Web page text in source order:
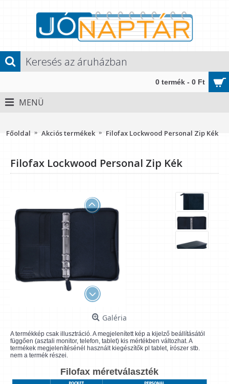
0 termék - 0 Ft
MENÜ
Főoldal Akciós termékek Filofax Lockwood Personal Zip Kék
Filofax Lockwood Personal Zip Kék
Galéria
A termékkép csak illusztráció. A megjelenített kép a kijelző beállításától
függően (asztali monitor, telefon, tablet) kis mértékben változhat. A
termékek megjelenítésénél használt kiegészítők pl tablet, írószer stb.
nem a termék részei.
Filofax méretválaszték